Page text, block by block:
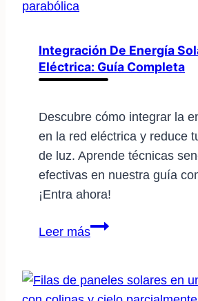
su
aprovechamiento
Integración De Energía
Eléctrica: Guía Completa
Descubre cómo integrar la
en la red eléctrica y reduce
de luz. Aprende técnicas
efectivas en nuestra guía
¡Entra ahora!
Leer másIntegración
solar